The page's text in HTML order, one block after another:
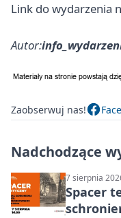
Link do wydarzenia
Autor:
Zaobserwuj nas!
Nadchodzące
7 sierpnia
Spacer